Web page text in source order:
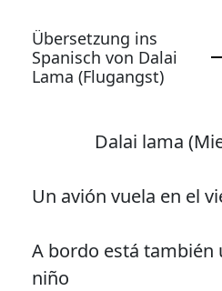
Übersetzung ins
Spanisch von Dalai
Lama (Flugangst)
Dalai lama
Un avión vuela en el
A bordo está también
niño